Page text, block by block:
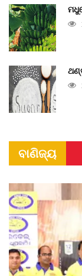
ବାଣିଜ୍ୟ